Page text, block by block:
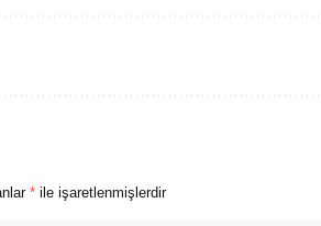
* ile işaretlenmişlerdir